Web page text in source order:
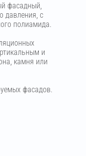
фасадный,
давления, с
полиамида.
и
камня или
фасадов.